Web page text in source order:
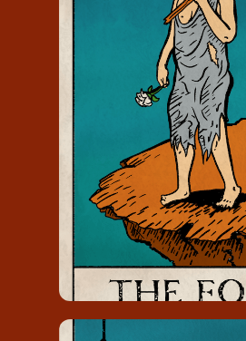
DE
De Dwaas draagt het
staat voor
onervarenheid &